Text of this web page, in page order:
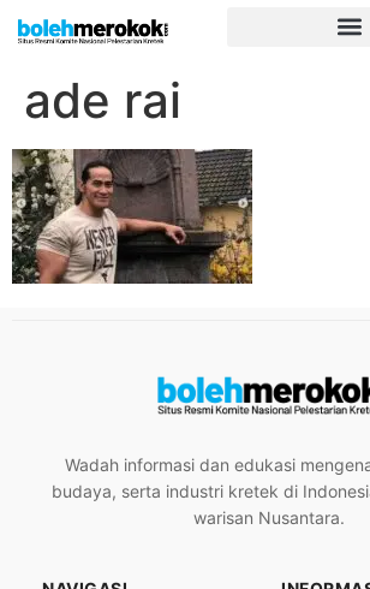
ade rai
Wadah informasi dan edukasi
budaya, serta industri kretek di
warisan Nusantara.